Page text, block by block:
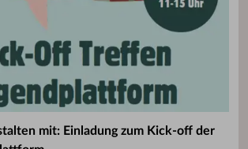
mit: Einladung zum Kick-off der